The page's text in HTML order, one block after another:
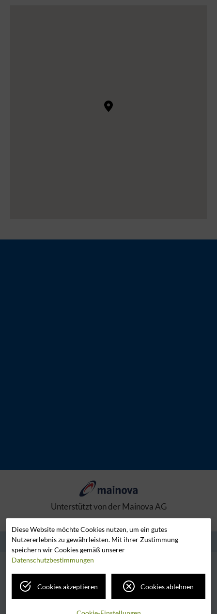
Unterstützt von der Mainova AG
ANSPRECHPARTNER
FAQ
Diese Website möchte Cookies nutzen, um ein gutes
Nutzererlebnis zu gewährleisten. Mit ihrer Zustimmung
speichern wir Cookies gemäß unserer
Datenschutzbestimmungen
Cookies akzeptieren Cookies ablehnen